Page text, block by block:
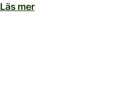
Läs mer